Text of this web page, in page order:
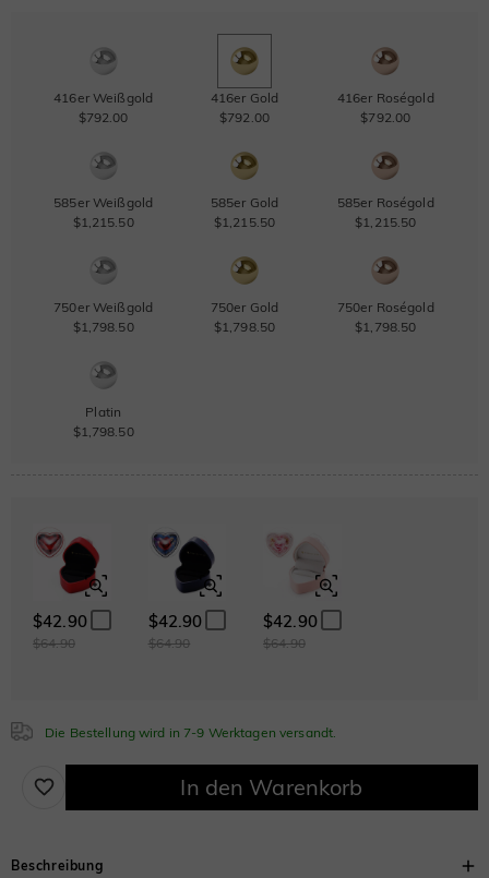
416er Weißgold
$792.00
416er Gold
$792.00
416er Roségold
$792.00
585er Weißgold
$1,215.50
585er Gold
$1,215.50
585er Roségold
$1,215.50
750er Weißgold
$1,798.50
750er Gold
$1,798.50
750er Roségold
$1,798.50
Platin
$1,798.50
$42.90
$64.90
$42.90
$64.90
$42.90
$64.90
Die Bestellung wird in 7-9 Werktagen versandt.
In den Warenkorb
Beschreibung